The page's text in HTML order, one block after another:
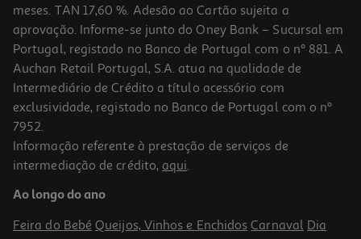
Revista Tv Mais
2.2 €/un
2,20 €
meses. TAN 17,60 %. Adesão ao Cartão sujeita a
aprovação. Informe-se junto do Oney Bank – Sucursal em
Portugal, registado no Banco de Portugal com o nº 881. A
Auchan Retail Portugal, S.A. atua na qualidade de
Intermediário de Crédito a título acessório com
exclusividade, registado no Banco de Portugal com o nº
7952.
Informação referente à prestação de serviços de
intermediação de crédito, aqui.
Ao longo do ano
Feira do Bebé Queijos, Vinhos e Enchidos Carnaval Dia